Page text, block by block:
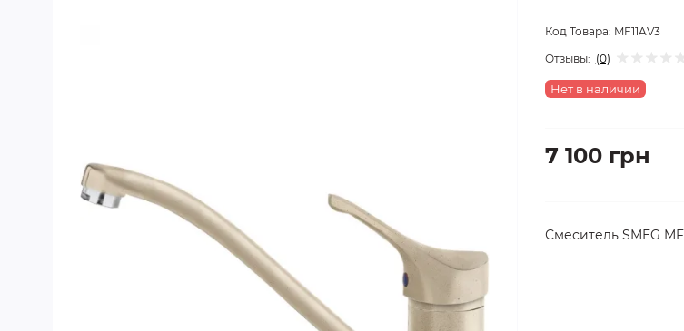
Код Товара: MF11AV3
Отзывы: (0)
Нет в наличии
7 100 грн
Смеситель SMEG